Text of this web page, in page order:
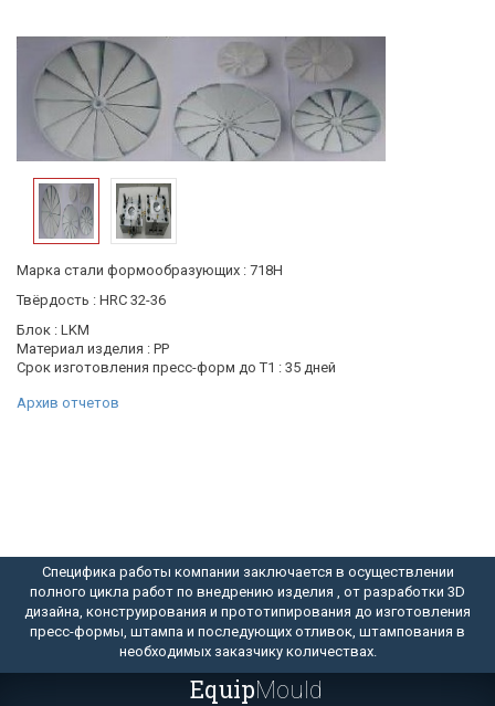
Марка стали формообразующих : 718H
Твёрдость : HRC 32-36
Блок : LKM
Материал изделия : PP
Срок изготовления пресс-форм до Т1 : 35 дней
Архив отчетов
Специфика работы компании заключается в осуществлении
полного цикла работ по внедрению изделия , от разработки 3D
дизайна, конструирования и прототипирования до изготовления
пресс-формы, штампа и последующих отливок, штампования в
необходимых заказчику количествах.
EquipMould